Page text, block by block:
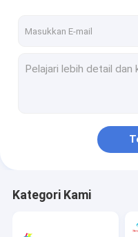
Kategori Kami